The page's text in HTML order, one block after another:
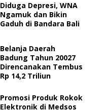
Diduga Depresi, WNA
Ngamuk dan Bikin
Gaduh di Bandara Bali
Belanja Daerah
Badung Tahun 20027
Direncanakan Tembus
Rp 14,2 Triliun
Promosi Produk Rokok
Elektronik di Medsos